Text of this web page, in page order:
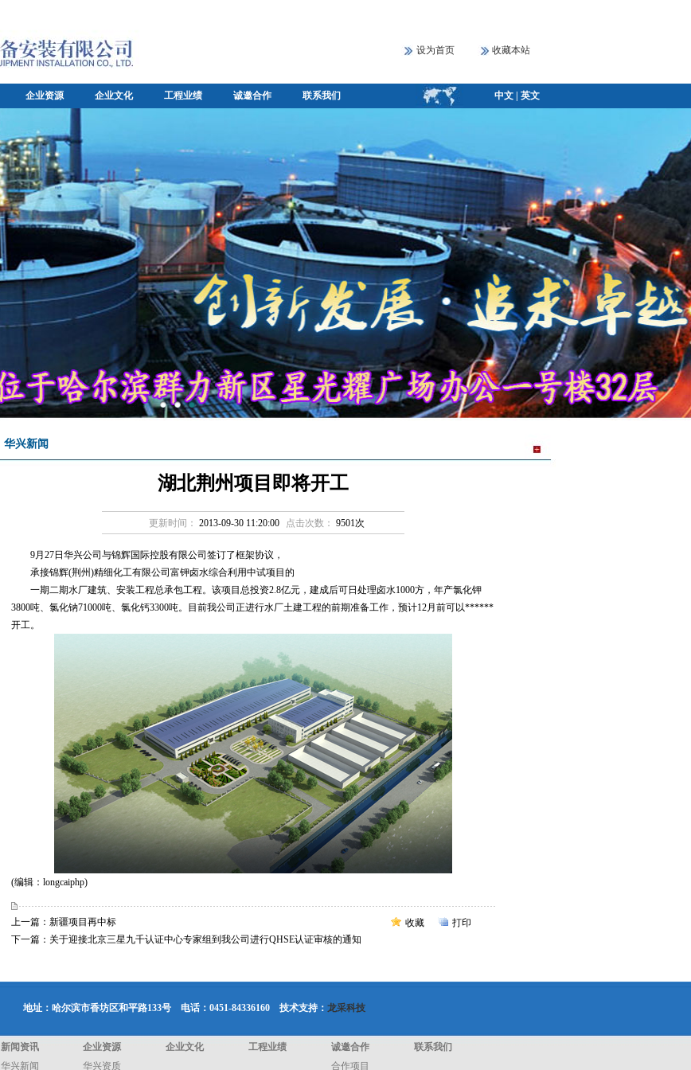
设为首页 收藏本站
企业资源 企业文化 工程业绩 诚邀合作 联系我们 中文| 英文
华兴新闻
湖北荆州项目即将开工
更新时间： 2013-09-30 11:20:00 点击次数： 9501次
9月27日华兴公司与锦辉国际控股有限公司签订了框架协议，
承接锦辉(荆州)精细化工有限公司富钾卤水综合利用中试项目的
一期二期水厂建筑、安装工程总承包工程。该项目总投资2.8亿元，建成后可日处理卤水1000方，年产氯化钾
3800吨、氯化钠71000吨、氯化钙3300吨。目前我公司正进行水厂土建工程的前期准备工作，预计12月前可以******
开工。
(编辑：longcaiphp)
上一篇： 新疆项目再中标
下一篇： 关于迎接北京三星九千认证中心专家组到我公司进行QHSE认证审核的通知
收藏 打印
地址：哈尔滨市香坊区和平路133号 电话：0451-84336160 技术支持： 龙采科技
新闻资讯 企业资源 企业文化 工程业绩 诚邀合作
联系我们
华兴新闻 华兴资质 合作项目